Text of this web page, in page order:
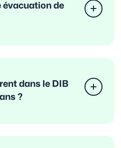
évacuation de
dans le DIB
?